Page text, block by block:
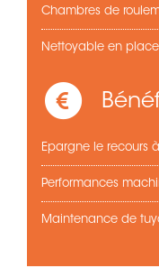
Chambres de
Nettoyable en place
Epargne le recours
Performances
Maintenance de